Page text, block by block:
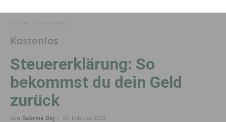
Kostenlos
Steuererklärung: So
bekommst du dein Geld
zurück
von Sabrina Dej - 23. Februar 2023